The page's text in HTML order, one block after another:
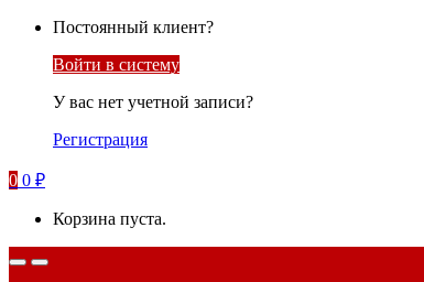
Постоянный клиент?
Войти в систему
У вас нет учетной записи?
Регистрация
0 0 ₽
Корзина пуста.